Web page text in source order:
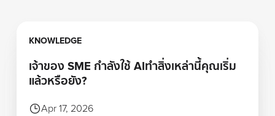
KNOWLEDGE
เจ้าของ SME กำลังใช้ AIทำสิ่งเหล่านี้คุณเริ่ม
แล้วหรือยัง?
Apr 17, 2026